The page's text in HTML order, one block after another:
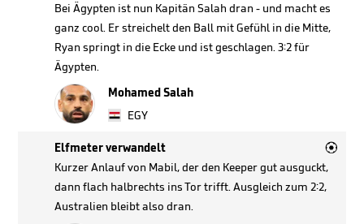
Bei Ägypten ist nun Kapitän Salah dran - und macht es
ganz cool. Er streichelt den Ball mit Gefühl in die Mitte,
Ryan springt in die Ecke und ist geschlagen. 3:2 für
Ägypten.
Mohamed Salah
EGY
Elfmeter verwandelt 
Kurzer Anlauf von Mabil, der den Keeper gut ausguckt,
dann flach halbrechts ins Tor trifft. Ausgleich zum 2:2,
Australien bleibt also dran.